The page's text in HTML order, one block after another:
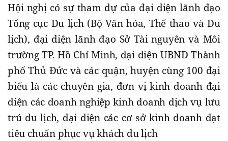
Hội nghị có sự tham dự của đại diện lãnh đạo
Tổng cục Du lịch (Bộ Văn hóa, Thể thao và Du
lịch), đại diện lãnh đạo Sở Tài nguyên và Môi
trường TP. Hồ Chí Minh, đại diện UBND Thành
phố Thủ Đức và các quận, huyện cùng 100 đại
biểu là các chuyên gia, đơn vị kinh doanh đại
diện các doanh nghiệp kinh doanh dịch vụ lưu
trú du lịch, đại diện các cơ sở kinh doanh đạt
tiêu chuẩn phục vụ khách du lịch